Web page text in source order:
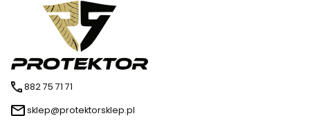
882 75 71 71
sklep@protektorsklep.pl